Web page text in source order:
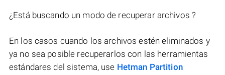
¿Está buscando un modo de recuperar archivos ?
En los casos cuando los archivos estén eliminados y
ya no sea posible recuperarlos con las herramientas
estándares del sistema, use Hetman Partition